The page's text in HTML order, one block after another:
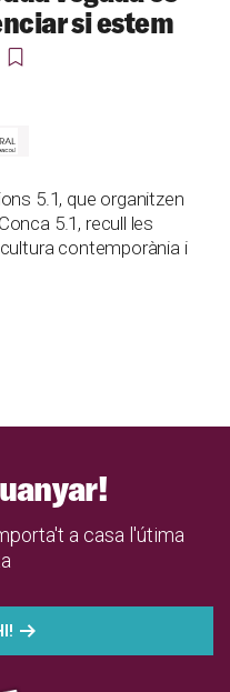
si estem
5.1, que organitzen
5.1, recull les
contemporània i
a casa l'útima